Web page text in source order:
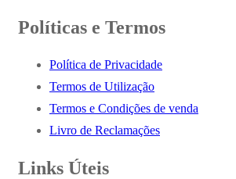
Políticas e Termos
Política de Privacidade
Termos de Utilização
Termos e Condições de venda
Livro de Reclamações
Links Úteis